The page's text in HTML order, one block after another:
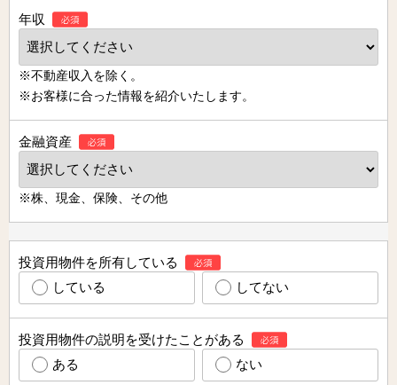
年収
※不動産収入を除く。
※お客様に合った情報を紹介いたします。
金融資産
※株、現金、保険、その他
投資用物件を所有している
している
してない
投資用物件の説明を受けたことがある
ある
ない